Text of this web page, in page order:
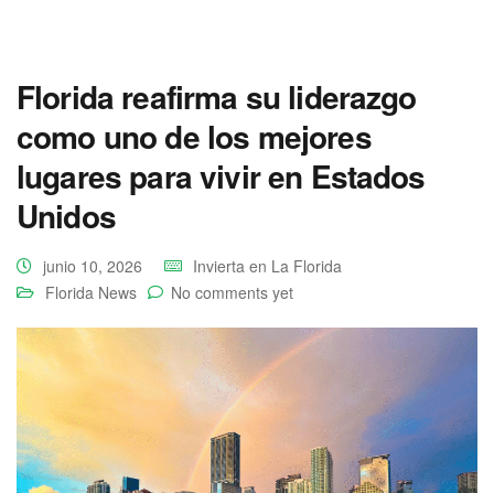
Florida reafirma su liderazgo
como uno de los mejores
lugares para vivir en Estados
Unidos
junio 10, 2026
Invierta en La Florida
Florida News
No comments yet